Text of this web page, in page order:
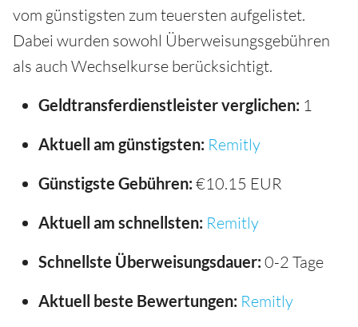
vom günstigsten zum teuersten aufgelistet.
Dabei wurden sowohl Überweisungsgebühren
als auch Wechselkurse berücksichtigt.
Geldtransferdienstleister verglichen: 1
Aktuell am günstigsten: Remitly
Günstigste Gebühren: €10.15 EUR
Aktuell am schnellsten: Remitly
Schnellste Überweisungsdauer: 0-2 Tage
Aktuell beste Bewertungen: Remitly